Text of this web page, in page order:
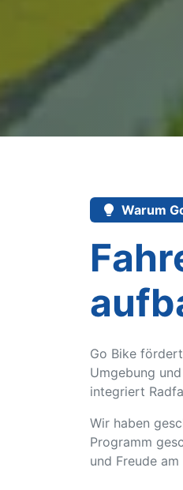
Warum
Go Bike
Umgebung
integriert
Wir haben
Programm
und Freude